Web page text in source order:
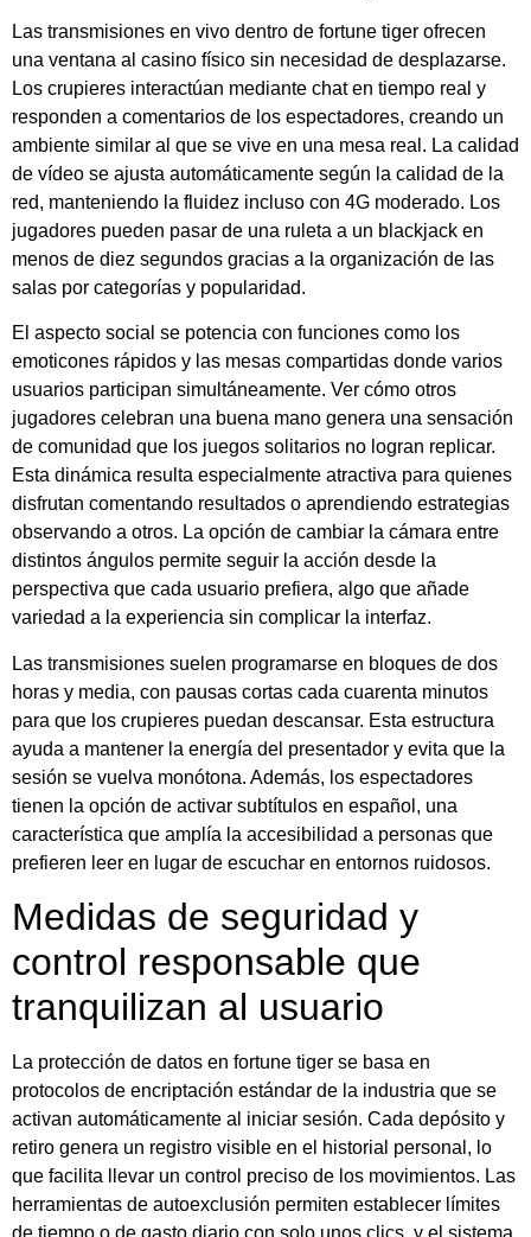
Las transmisiones en vivo dentro de fortune tiger ofrecen
una ventana al casino físico sin necesidad de desplazarse.
Los crupieres interactúan mediante chat en tiempo real y
responden a comentarios de los espectadores, creando un
ambiente similar al que se vive en una mesa real. La calidad
de vídeo se ajusta automáticamente según la calidad de la
red, manteniendo la fluidez incluso con 4G moderado. Los
jugadores pueden pasar de una ruleta a un blackjack en
menos de diez segundos gracias a la organización de las
salas por categorías y popularidad.
El aspecto social se potencia con funciones como los
emoticones rápidos y las mesas compartidas donde varios
usuarios participan simultáneamente. Ver cómo otros
jugadores celebran una buena mano genera una sensación
de comunidad que los juegos solitarios no logran replicar.
Esta dinámica resulta especialmente atractiva para quienes
disfrutan comentando resultados o aprendiendo estrategias
observando a otros. La opción de cambiar la cámara entre
distintos ángulos permite seguir la acción desde la
perspectiva que cada usuario prefiera, algo que añade
variedad a la experiencia sin complicar la interfaz.
Las transmisiones suelen programarse en bloques de dos
horas y media, con pausas cortas cada cuarenta minutos
para que los crupieres puedan descansar. Esta estructura
ayuda a mantener la energía del presentador y evita que la
sesión se vuelva monótona. Además, los espectadores
tienen la opción de activar subtítulos en español, una
característica que amplía la accesibilidad a personas que
prefieren leer en lugar de escuchar en entornos ruidosos.
Medidas de seguridad y
control responsable que
tranquilizan al usuario
La protección de datos en fortune tiger se basa en
protocolos de encriptación estándar de la industria que se
activan automáticamente al iniciar sesión. Cada depósito y
retiro genera un registro visible en el historial personal, lo
que facilita llevar un control preciso de los movimientos. Las
herramientas de autoexclusión permiten establecer límites